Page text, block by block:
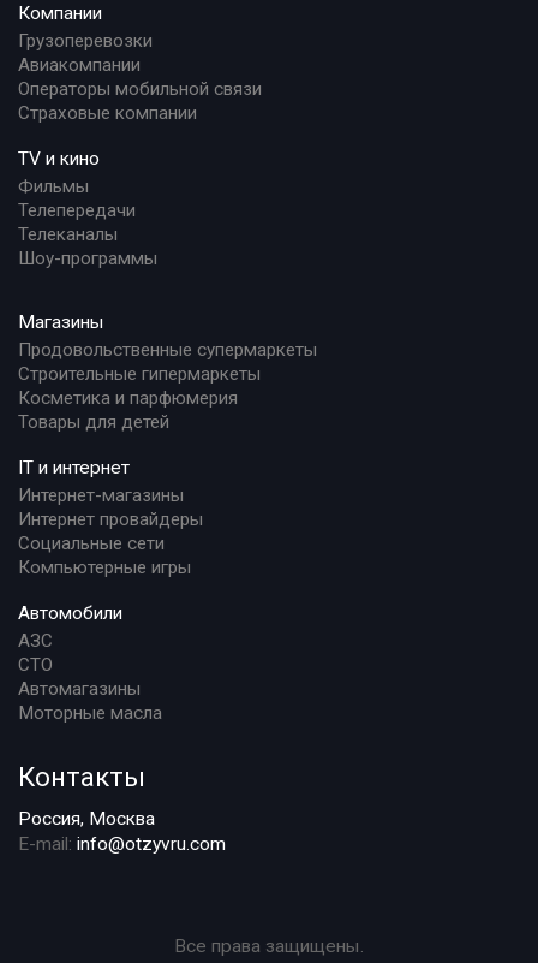
Компании
Грузоперевозки
Авиакомпании
Операторы мобильной связи
Страховые компании
TV и кино
Фильмы
Телепередачи
Телеканалы
Шоу-программы
Магазины
Продовольственные супермаркеты
Строительные гипермаркеты
Косметика и парфюмерия
Товары для детей
IT и интернет
Интернет-магазины
Интернет провайдеры
Социальные сети
Компьютерные игры
Автомобили
АЗС
СТО
Автомагазины
Моторные масла
Контакты
Россия, Москва
E-mail: info@otzyvru.com
Все права защищены.